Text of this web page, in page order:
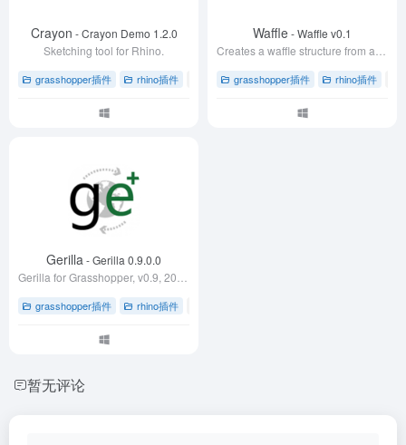
Crayon - Crayon Demo 1.2.0
Sketching tool for Rhino.
grasshopper插件 rhino插件 # 3D建模 # rhino插件 # Windows版本
Waffle- Waffle v0.1
grasshopper插件 rhino插件
Gerilla- Gerilla 0.9.0.0
grasshopper插件 rhino插件
暂无评论